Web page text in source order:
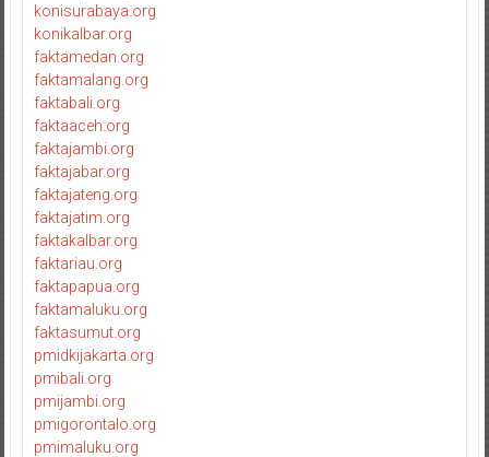
konisurabaya.org
konikalbar.org
faktamedan.org
faktamalang.org
faktabali.org
faktaaceh.org
faktajambi.org
faktajabar.org
faktajateng.org
faktajatim.org
faktakalbar.org
faktariau.org
faktapapua.org
faktamaluku.org
faktasumut.org
pmidkijakarta.org
pmibali.org
pmijambi.org
pmigorontalo.org
pmimaluku.org